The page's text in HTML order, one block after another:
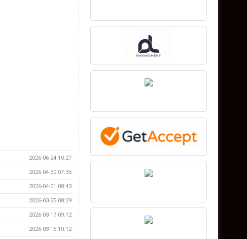
2026-06-24 10:27
2026-04-30 07:35
2026-04-01 08:43
2026-03-25 08:29
2026-03-17 09:12
2026-03-16 10:12